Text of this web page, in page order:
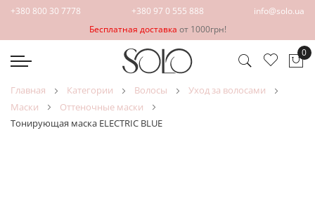
+380 800 30 7778 +380 97 0 555 888
info@solo.ua
Бесплатная доставка от 1000грн!
0
главная категории волосы
уход за волосами
маски
оттеночные маски
Тонирующая маска ELECTRIC BLUE